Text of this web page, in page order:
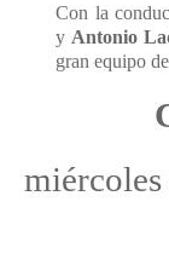
Con la
y Antonio
gran equipo